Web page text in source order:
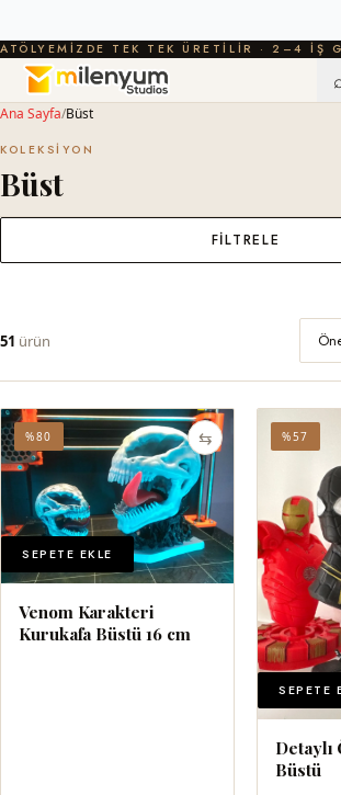
ATÖLYEMIZDE TEK TEK ÜRETILIR · 2–4 IŞ
Ana Sayfa/Büst
KOLEKSIYON
Büst
FILTRELE
51 ürün
⇆
%80
SEPETE EKLE
Venom Karakteri
Kurukafa Büstü 16 cm
%57
SEPETE
Detaylı
Büstü